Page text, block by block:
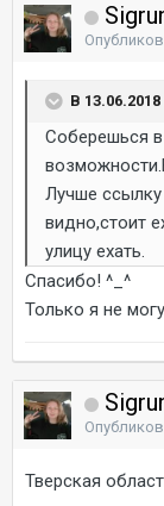
В
Соберешься
Лучше
видно,стоит
улицу ехать.
Спасибо! ^_^
Только я не
Тверская